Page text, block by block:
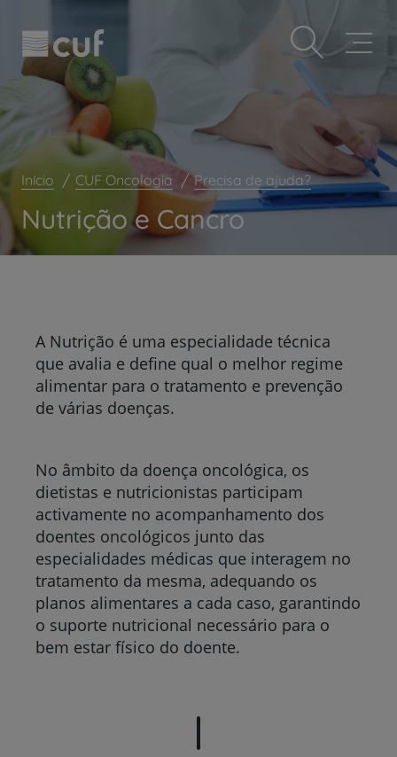
este
inclui
um
de
acessibilidade.
para
conteúdo
principal
Prevenção e bem-estar
Grandes Áreas da Saúde
Serviços CUF
Plano +CUF
My CUF
Clientes e acompanhantes
CUF Academic Center
Para profissionais
PT EN
Início CUF Oncologia Precisa de ajuda?
Nutrição e Cancro
A Nutrição é uma especialidade técnica
que avalia e define qual o melhor regime
alimentar para o tratamento e prevenção
de várias doenças.
No âmbito da doença oncológica, os
dietistas e nutricionistas participam
activamente no acompanhamento dos
doentes oncológicos junto das
especialidades médicas que interagem no
tratamento da mesma, adequando os
planos alimentares a cada caso, garantindo
o suporte nutricional necessário para o
bem estar físico do doente.